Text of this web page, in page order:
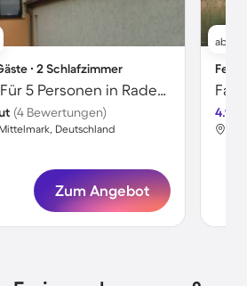
∙ 2 Schlafzimmer
Ferienwohnung Für 5 Personen in Radewege, Berlin
(4 Bewertungen)
Deutschland
Zum Angebot
ab
4.9